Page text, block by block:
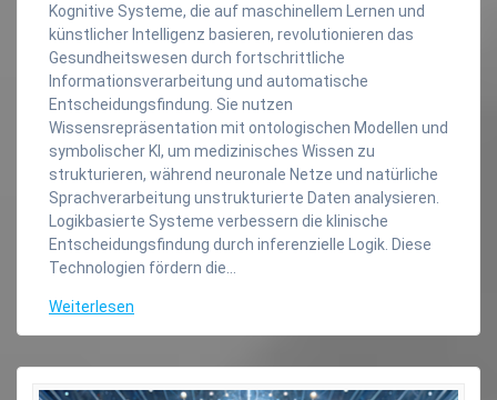
Kognitive Systeme, die auf maschinellem Lernen und
künstlicher Intelligenz basieren, revolutionieren das
Gesundheitswesen durch fortschrittliche
Informationsverarbeitung und automatische
Entscheidungsfindung. Sie nutzen
Wissensrepräsentation mit ontologischen Modellen und
symbolischer KI, um medizinisches Wissen zu
strukturieren, während neuronale Netze und natürliche
Sprachverarbeitung unstrukturierte Daten analysieren.
Logikbasierte Systeme verbessern die klinische
Entscheidungsfindung durch inferenzielle Logik. Diese
Technologien fördern die…
Weiterlesen